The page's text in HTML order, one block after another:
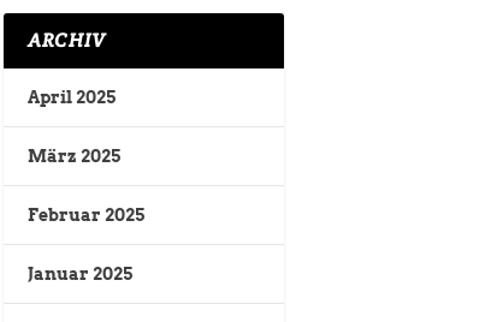
ARCHIV
April 2025
März 2025
Februar 2025
Januar 2025